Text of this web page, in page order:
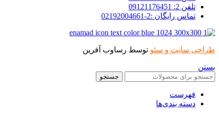
تلفن 2: 09121176451
تماس رایگان :2-02192004661
طراحی سایت و سئو توسط رساوب آفرین
بستن
جستجو
فهرست
دسته بندی‌ها